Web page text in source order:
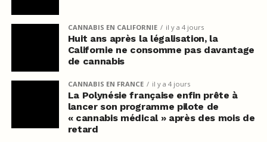
CANNABIS EN CALIFORNIE il y a 4 jours
Huit ans après la légalisation, la
Californie ne consomme pas davantage
de cannabis
CANNABIS EN FRANCE il y a 4 jours
La Polynésie française enfin prête à
lancer son programme pilote de
« cannabis médical » après des mois de
retard